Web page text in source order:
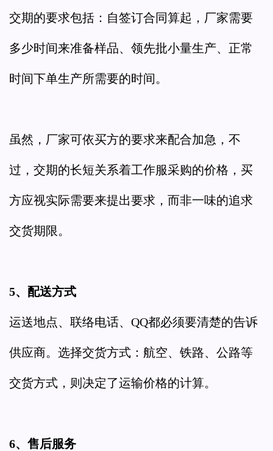
交期的要求包括：自签订合同算起，厂家需要
多少时间来准备样品、领先批小量生产、正常
时间下单生产所需要的时间。
虽然，厂家可依买方的要求来配合加急，不
过，交期的长短关系着工作服采购的价格，买
方应视实际需要来提出要求，而非一味的追求
交货期限。
5、配送方式
运送地点、联络电话、QQ都必须要清楚的告诉
供应商。选择交货方式：航空、铁路、公路等
交货方式，则决定了运输价格的计算。
6、售后服务